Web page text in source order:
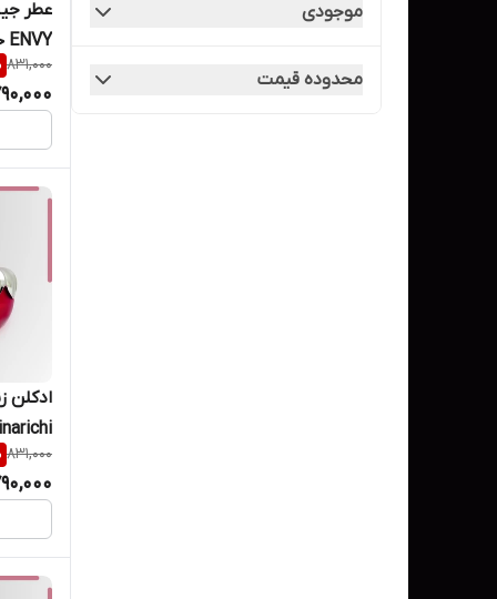
موجودی
محدوده قیمت
ENVY حجم ۳۰ میل
831,000
ادکلن
میل
831,000